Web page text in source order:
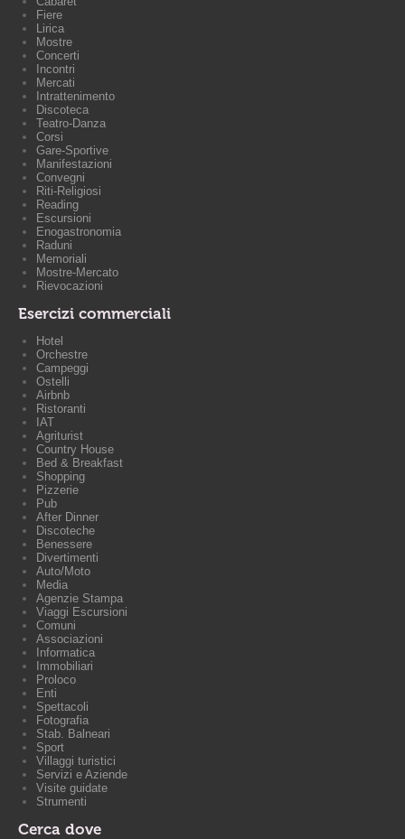
Fiere
Lirica
Mostre
Concerti
Incontri
Mercati
Intrattenimento
Discoteca
Teatro-Danza
Corsi
Gare-Sportive
Manifestazioni
Convegni
Riti-Religiosi
Reading
Escursioni
Enogastronomia
Raduni
Memoriali
Mostre-Mercato
Rievocazioni
Esercizi commerciali
Hotel
Orchestre
Campeggi
Ostelli
Airbnb
Ristoranti
IAT
Agriturist
Country House
Bed & Breakfast
Shopping
Pizzerie
Pub
After Dinner
Discoteche
Benessere
Divertimenti
Auto/Moto
Media
Agenzie Stampa
Viaggi Escursioni
Comuni
Associazioni
Informatica
Immobiliari
Proloco
Enti
Spettacoli
Fotografia
Stab. Balneari
Sport
Villaggi turistici
Servizi e Aziende
Visite guidate
Strumenti
Cerca dove